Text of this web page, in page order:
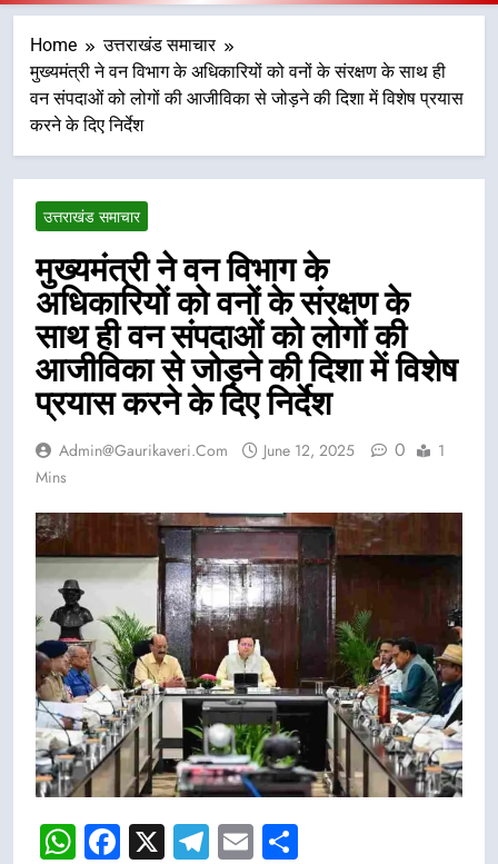
Home
उत्तराखंड समाचार
मुख्यमंत्री ने वन विभाग के अधिकारियों को वनों के संरक्षण के साथ ही
वन संपदाओं को लोगों की आजीविका से जोड़ने की दिशा में विशेष प्रयास
करने के दिए निर्देश
उत्तराखंड समाचार
मुख्यमंत्री ने वन विभाग के
अधिकारियों को वनों के संरक्षण के
साथ ही वन संपदाओं को लोगों की
आजीविका से जोड़ने की दिशा में विशेष
प्रयास करने के दिए निर्देश
Admin@gaurikaveri.com June 12, 2025 0
1
Mins
WhatsApp
Facebook
X Telegram
Email